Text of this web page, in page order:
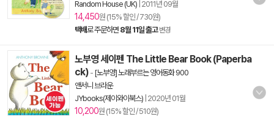
Random House (UK) 2011년 09월
14,450원 (15% 할인 / 730원)
택배로 주문하면 8월 11일 출고 변경
노부영 세이펜 The Little Bear Book (Paperba
ck) - [노부영] 노래부르는 영어동화 900
앤서니 브라운
JYbooks(제이와이북스) 2020년 01월
10,200원 (15% 할인 / 510원)